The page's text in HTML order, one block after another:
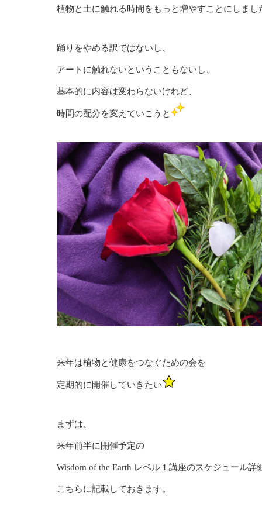
植物と土に触れる時間をもっと増やすことにしまし
踊りをやめる訳ではないし、
アートに触れないということもないし、
基本的に内容は変わらないけれど、
時間の配分を変えていこうと
来年は植物と健康をつなぐための会を
定期的に開催していきたい
まずは、
来年前半に開催予定の
Wisdom of the Earth レベル１講座のスケジュール詳
こちらに記載しておきます。